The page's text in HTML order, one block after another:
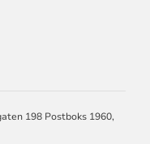
198 Postboks 1960,